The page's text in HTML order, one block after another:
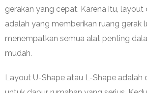
gerakan yang cepat. Karena itu, layout
adalah yang memberikan ruang gerak
menempatkan semua alat penting
mudah.
Layout U-Shape atau L-Shape adalah